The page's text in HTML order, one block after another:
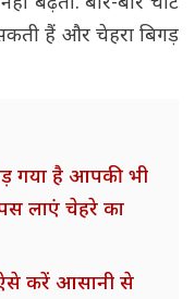
सकती हैं और चेहरा बिगड़
गया है आपकी भी
लाएं चेहरे का
ऐसे करें आसानी से